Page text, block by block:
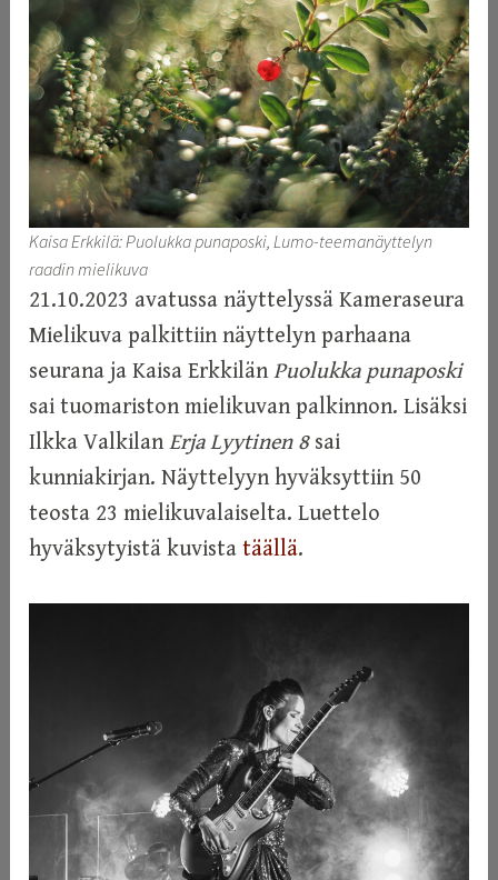
Kaisa Erkkilä: Puolukka punaposki, Lumo-teemanäyttelyn
raadin mielikuva
21.10.2023 avatussa näyttelyssä Kameraseura
Mielikuva palkittiin näyttelyn parhaana
seurana ja Kaisa ErkkilänPuolukka punaposki
sai tuomariston mielikuvan palkinnon. Lisäksi
Ilkka ValkilanErja Lyytinen 8sai
kunniakirjan. Näyttelyyn hyväksyttiin 50
teosta 23 mielikuvalaiselta. Luettelo
hyväksytyistä kuvistatäällä.